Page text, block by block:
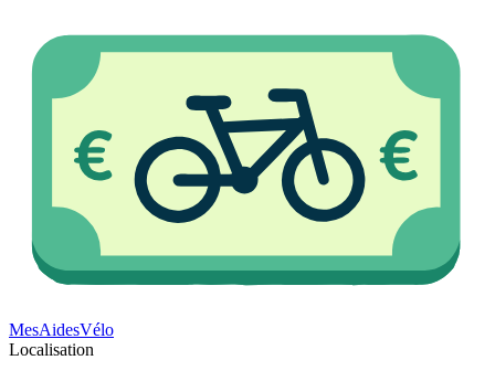
MesAidesVélo
Localisation